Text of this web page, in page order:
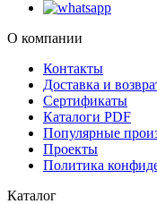
О компании
Контакты
Доставка и
Сертификаты
Каталоги PDF
Популярные
Проекты
Политика
Каталог